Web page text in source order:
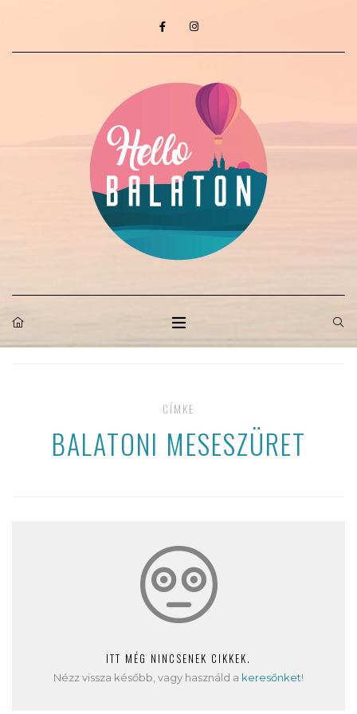
CÍMKE
BALATONI MESESZÜRET
ITT MÉG NINCSENEK CIKKEK.
Nézz vissza később, vagy használd a keresőnket!